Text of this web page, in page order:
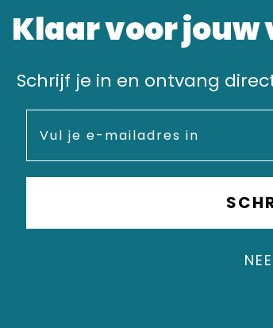
22 tot en met 25 mm
versterkt polyamide
van de scepter
Klaar voor
Schrijf je in en ontvang